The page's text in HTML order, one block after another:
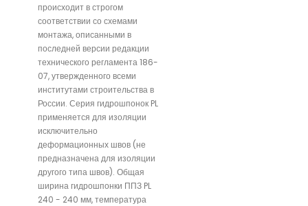
происходит в строгом
соответствии со схемами
монтажа, описанными в
последней версии редакции
технического регламента 186-
07, утвержденного всеми
институтами строительства в
России. Серия гидрошпонок PL
применяется для изоляции
исключительно
деформационных швов (не
предназначена для изоляции
другого типа швов). Общая
ширина гидрошпонки ППЗ PL
240 - 240 мм, температура